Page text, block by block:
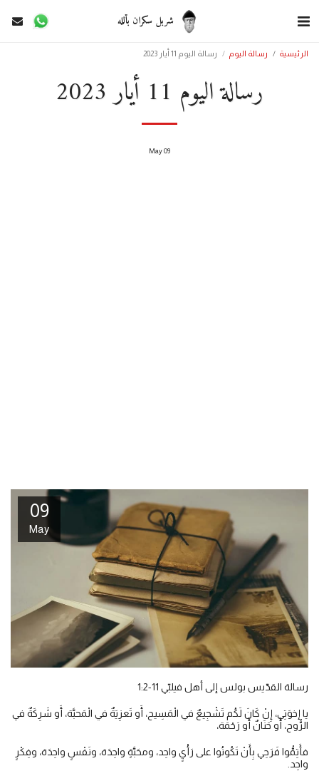
شربل سكران بألله
الرئيسية رسالة اليوم رسالة اليوم 11 أيار 2023
رسالة اليوم 11 أيار 2023
09
May
09
May
رسالة القدّيس بولس إلى أهل فيلبّي 11-1:2
يا إخوَتِي، إِنْ كَانَ لَكُم تَشْجِيعٌ في الْمَسِيح، أَو تَعزِيَةٌ في الْمَحبَّة، أَو شَرِكَةٌ في
الرُّوح، أَو حَنَانٌ أَو رَحْمَة،
فأَتِمُّوا فَرَحِي بِأَنْ تَكُونُوا على رَأْيٍ واحِد، ومحَبَّةٍ واحِدَة، ونَفْسٍ واحِدَة، وفِكْرٍ
واحِد.